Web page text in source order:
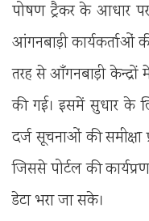
पोषण ट्रैकर के आधार
आंगनबाड़ी कार्यकर्ताओं
तरह से आँगनबाड़ी केन्द्रों
की गई। इसमें सुधार के
दर्ज सूचनाओं की समीक्षा
जिससे पोर्टल की
डेटा भरा जा सके।